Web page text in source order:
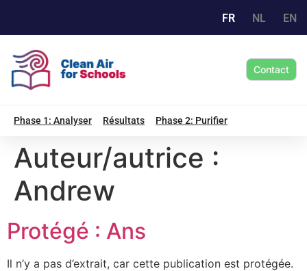
FR NL EN
Contact
Phase 1: Analyser Résultats Phase 2: Purifier
Auteur/autrice :
Andrew
Protégé : Ans
Il n’y a pas d’extrait, car cette publication est protégée.